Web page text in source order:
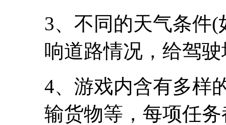
3、不同的天气条件
响道路情况，给驾
4、游戏内含有多样
输货物等，每项任